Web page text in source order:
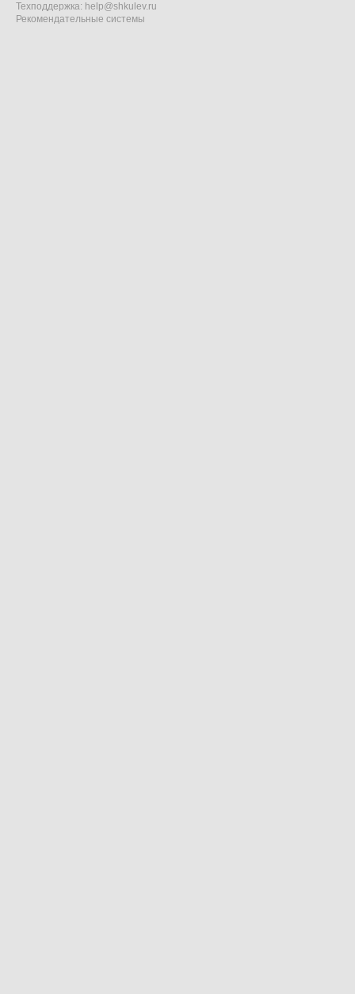
Техподдержка: help@shkulev.ru
Рекомендательные системы